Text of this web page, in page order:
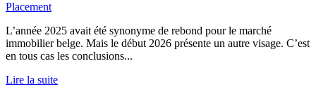
Placement
L’année 2025 avait été synonyme de rebond pour le marché
immobilier belge. Mais le début 2026 présente un autre visage. C’est
en tous cas les conclusions...
Lire la suite